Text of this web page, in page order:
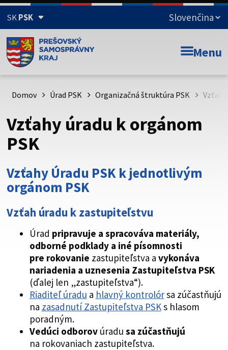
SKPSK
Doména psk.sk je oficiálna
Toto je oficiálna webová stránka Prešovského
psk.sk.
Táto stránka je zabezpečená
Buďte pozorní a vždy sa uistite, že zdieľate informácie iba
cez zabezpečenú webovú stránku. Zabezpečená stránka
Menu
Domov Úrad PSK Organizačná štruktúra PSK
Vzťahy úradu k orgánom
PSK
Vzťahy Úradu PSK k jednotlivým
orgánom PSK
Vzťah úradu k zastupiteľstvu
Úrad pripravuje a spracováva materiály,
odborné podklady a iné písomnosti
pre rokovanie zastupiteľstva a vykonáva
nariadenia a uznesenia Zastupiteľstva PSK
(ďalej len „zastupiteľstva“).
Riaditeľ úradu a hlavný kontrolórsa zúčastňujú
na zasadnutí Zastupiteľstva PSKs hlasom
poradným.
Vedúci odborovúradu sa zúčastňujú
na rokovaniach zastupiteľstva.